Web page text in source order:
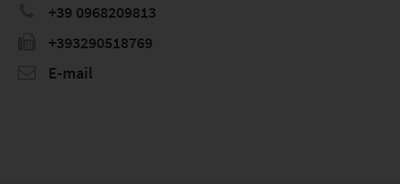
+39 0968209813
+393290518769
E-mail